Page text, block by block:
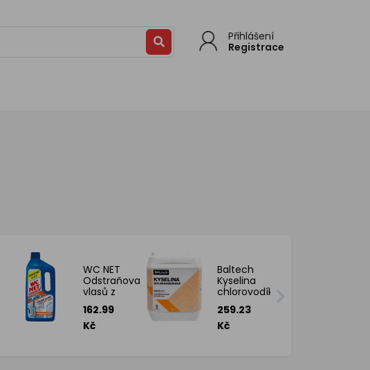
Přihlášení
Registrace
WC NET
Odstraňovač
vlasů z
odpadu, 1 l
162.99
Kč
Baltech
Kyselina
chlorovodíková
solná 31 % 5 kg
259.23
Kč